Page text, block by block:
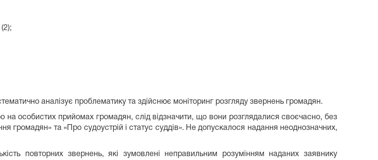
аналізує проблематику та здійснює моніторинг розгляду звернень громадян.
на особистих прийомах громадян, слід відзначити, що вони розглядалися своєчасно, без
громадян» та «Про судоустрій і статус суддів». Не допускалося надання неоднозначних,
повторних звернень, які зумовлені неправильним розумінням наданих заявнику